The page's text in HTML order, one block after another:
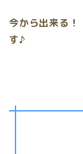
今から出来る！
す♪